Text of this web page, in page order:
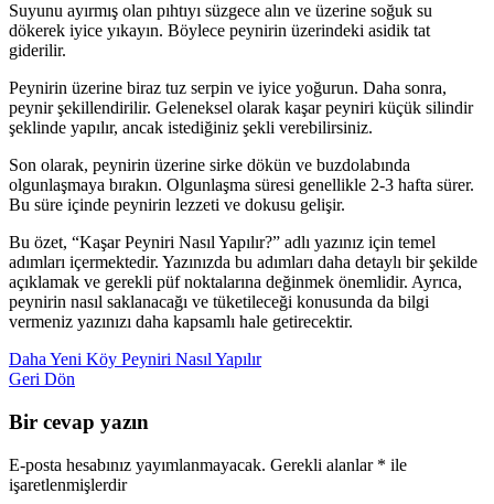
Suyunu ayırmış olan pıhtıyı süzgece alın ve üzerine soğuk su
dökerek iyice yıkayın. Böylece peynirin üzerindeki asidik tat
giderilir.
Peynirin üzerine biraz tuz serpin ve iyice yoğurun. Daha sonra,
peynir şekillendirilir. Geleneksel olarak kaşar peyniri küçük silindir
şeklinde yapılır, ancak istediğiniz şekli verebilirsiniz.
Son olarak, peynirin üzerine sirke dökün ve buzdolabında
olgunlaşmaya bırakın. Olgunlaşma süresi genellikle 2-3 hafta sürer.
Bu süre içinde peynirin lezzeti ve dokusu gelişir.
Bu özet, “Kaşar Peyniri Nasıl Yapılır?” adlı yazınız için temel
adımları içermektedir. Yazınızda bu adımları daha detaylı bir şekilde
açıklamak ve gerekli püf noktalarına değinmek önemlidir. Ayrıca,
peynirin nasıl saklanacağı ve tüketileceği konusunda da bilgi
vermeniz yazınızı daha kapsamlı hale getirecektir.
Daha Yeni Köy Peyniri Nasıl Yapılır
Geri Dön
Bir cevap yazın
E-posta hesabınız yayımlanmayacak. Gerekli alanlar * ile
işaretlenmişlerdir